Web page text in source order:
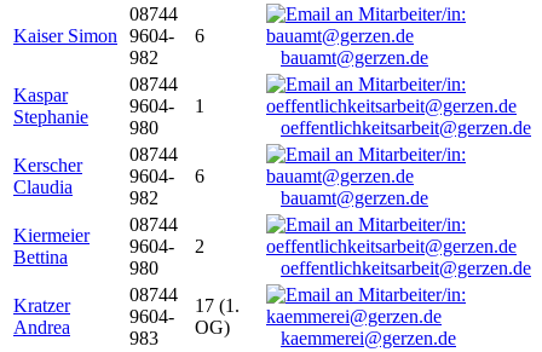
Kaiser Simon
08744
9604-
982
6
bauamt@gerzen.de
Kaspar
Stephanie
08744
9604-
980
1
oeffentlichkeitsarbeit@gerzen.de
Kerscher
Claudia
08744
9604-
982
6
bauamt@gerzen.de
Kiermeier
Bettina
08744
9604-
980
2
oeffentlichkeitsarbeit@gerzen.de
Kratzer
Andrea
08744
9604-
983
17 (1.
OG)
kaemmerei@gerzen.de